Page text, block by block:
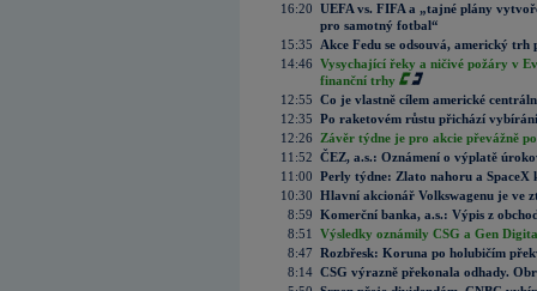
16:20 UEFA vs. FIFA a „tajné plány
pro samotný fotbal“
15:35
Akce Fedu se odsouvá, americký
14:46 Vysychající řeky a ničivé požáry v
finanční trhy
12:55 Co je vlastně cílem americké
12:35 Po raketovém růstu přichází
12:26
Závěr týdne je pro akcie převážně
11:52 ČEZ, a.s.: Oznámení o výplatě
11:00 Perly týdne: Zlato nahoru a SpaceX
10:30 Hlavní akcionář Volkswagenu je ve
8:59 Komerční banka, a.s.: Výpis z
8:51
Výsledky oznámily CSG a Gen
8:47 Rozbřesk: Koruna po holubičím
8:14 CSG výrazně překonala odhady.